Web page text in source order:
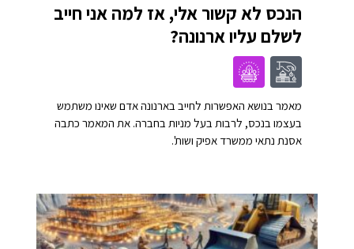
הנכס לא קשור אלי, אז למה אני חייב
לשלם עליו ארנונה?
מאמר בנושא האפשרות לחייב בארנונה אדם שאינו משתמש
בעצמו בנכס, לרבות בעל מניות בחברה. את המאמר כתבה
אסנת נתאי ממשרד אפיק ושות'.